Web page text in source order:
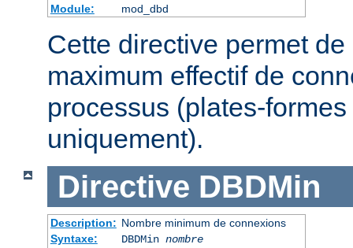
Module:
mod_dbd
Cette directive permet
maximum effectif de
processus (plates-
uniquement).
Directive DBDMin
Description: Nombre minimum de connexions
Syntaxe:
DBDMin nombre